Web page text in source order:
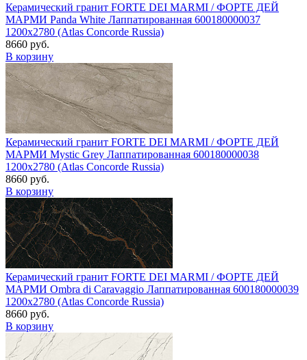
Керамический гранит FORTE DEI MARMI / ФОРТЕ ДЕЙ
МАРМИ Panda White Лаппатированная 600180000037
1200x2780 (Atlas Concorde Russia)
8660 руб.
В корзину
Керамический гранит FORTE DEI MARMI / ФОРТЕ ДЕЙ
МАРМИ Mystic Grey Лаппатированная 600180000038
1200x2780 (Atlas Concorde Russia)
8660 руб.
В корзину
Керамический гранит FORTE DEI MARMI / ФОРТЕ ДЕЙ
МАРМИ Ombra di Caravaggio Лаппатированная 600180000039
1200x2780 (Atlas Concorde Russia)
8660 руб.
В корзину